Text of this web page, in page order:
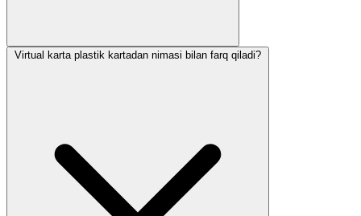
Virtual karta plastik kartadan nimasi bilan farq qiladi?